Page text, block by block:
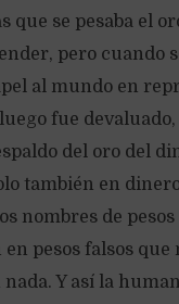
que se pesaba el
pero cuando
al mundo en
fue devaluado,
del oro del
también en
nombres de pesos
pesos falsos que
Y así la